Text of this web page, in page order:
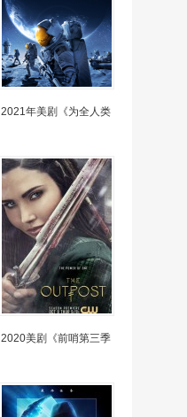
2021年美剧《为全人类
2020美剧《前哨第三季